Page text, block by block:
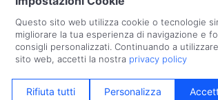
e c.f. 01496180165 · Iscr. registro imprese di Bergamo n.